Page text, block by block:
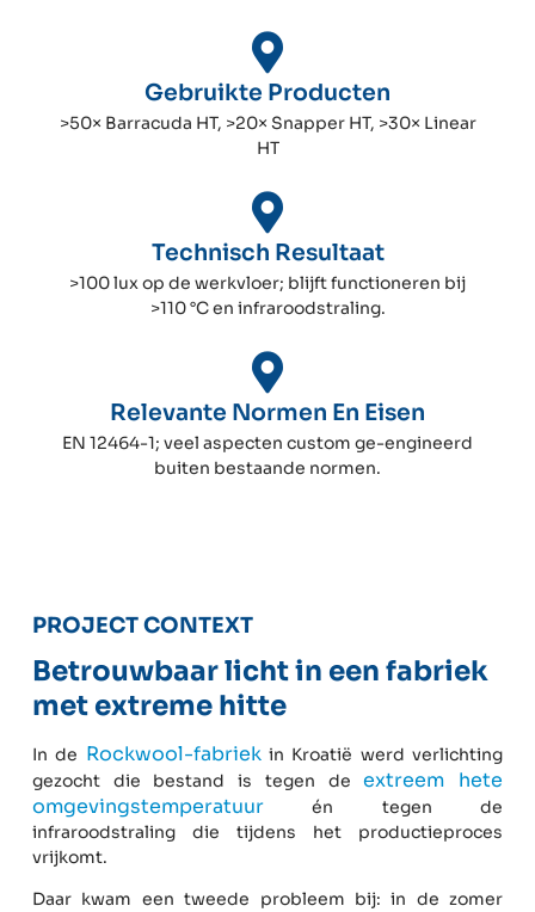
PROJECT CONTEXT
Betrouwbaar licht in een fabriek
met extreme hitte
In de Rockwool-fabriekin Kroatië werd verlichting
gezocht die bestand is tegen deextreem hete
omgevingstemperatuur én tegen de
infraroodstraling die tijdens het productieproces
vrijkomt.
Daar kwam een tweede probleem bij: in de zomer
Gebruikte Producten
>50× Barracuda HT, >20× Snapper HT, >30× Linear
HT
Technisch Resultaat
>100 lux op de werkvloer; blijft functioneren bij
>110 °C en infraroodstraling.
Relevante Normen En Eisen
EN 12464-1; veel aspecten custom ge-engineerd
buiten bestaande normen.